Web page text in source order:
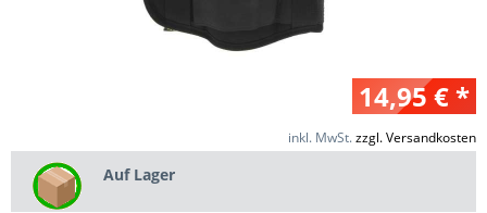
14,95 € *
inkl. MwSt.zzgl. Versandkosten
Auf Lager